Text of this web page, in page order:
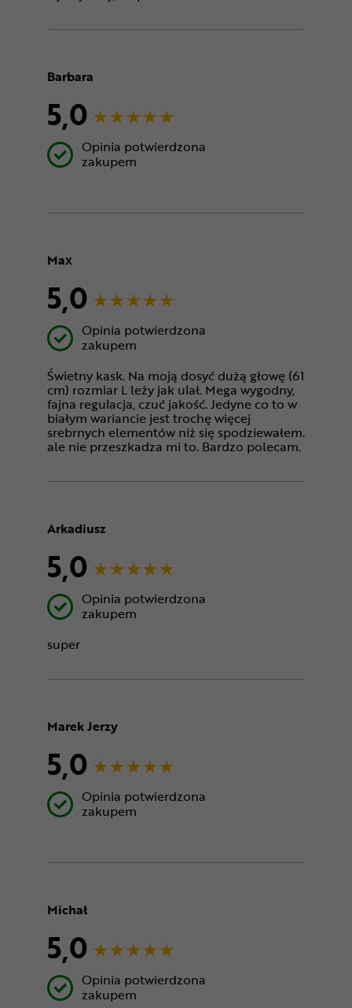
Barbara
5,0
Opinia potwierdzona
zakupem
Max
5,0
Opinia potwierdzona
zakupem
Świetny kask. Na moją dosyć dużą głowę (61
cm) rozmiar L leży jak ulał. Mega wygodny,
fajna regulacja, czuć jakość. Jedyne co to w
białym wariancie jest trochę więcej
srebrnych elementów niż się spodziewałem.
ale nie przeszkadza mi to. Bardzo polecam.
Arkadiusz
5,0
Opinia potwierdzona
zakupem
super
Marek Jerzy
5,0
Opinia potwierdzona
zakupem
Michał
5,0
Opinia potwierdzona
zakupem